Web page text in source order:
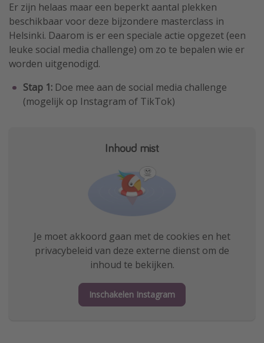
Er zijn helaas maar een beperkt aantal plekken
beschikbaar voor deze bijzondere masterclass in
Helsinki. Daarom is er een speciale actie opgezet (een
leuke social media challenge) om zo te bepalen wie er
worden uitgenodigd.
Stap 1: Doe mee aan de social media challenge
(mogelijk op Instagram of TikTok)
Inhoud mist
Je moet akkoord gaan met de cookies en het
privacybeleid van deze externe dienst om de
inhoud te bekijken.
Inschakelen Instagram